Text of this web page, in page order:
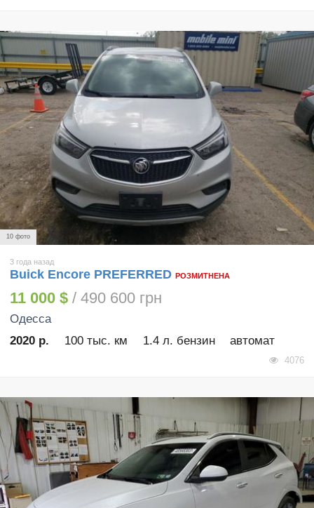
10 фото
3 года назад
Buick Encore PREFERRED РОЗМИТНЕНА
11 000 $ / 490 600 грн
Одесса
2020 р.
100 тыс. км 1.4 л. бензин автомат
4076